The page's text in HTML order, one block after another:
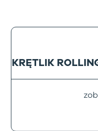
KRĘTLIK